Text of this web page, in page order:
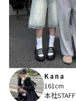
Kana
161cm
本社STAFF